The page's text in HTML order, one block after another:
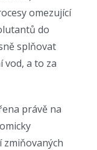
omezující
do
splňovat
vod, a to za
právě na